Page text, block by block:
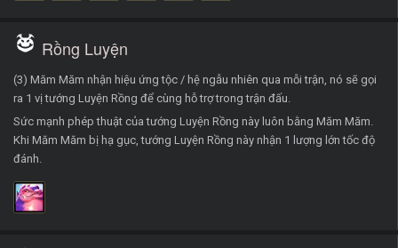
Rồng Luyện
(3) Măm Măm nhận hiệu ứng tộc / hệ ngẫu nhiên qua mỗi trận, nó sẽ gọi
ra 1 vị tướng Luyện Rồng để cùng hỗ trợ trong trận đấu.
Sức mạnh phép thuật của tướng Luyện Rồng này luôn bằng Măm Măm.
Khi Măm Măm bị hạ gục, tướng Luyện Rồng này nhận 1 lượng lớn tốc độ
đánh.